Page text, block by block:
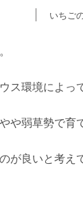
いちご
ス環境によっ
や弱草勢で育
が良いと考え